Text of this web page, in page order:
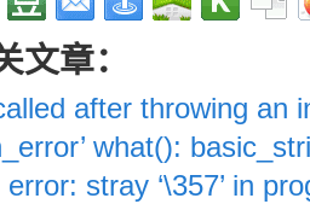
文章：
after throwing an
what():
stray ‘\357’ in